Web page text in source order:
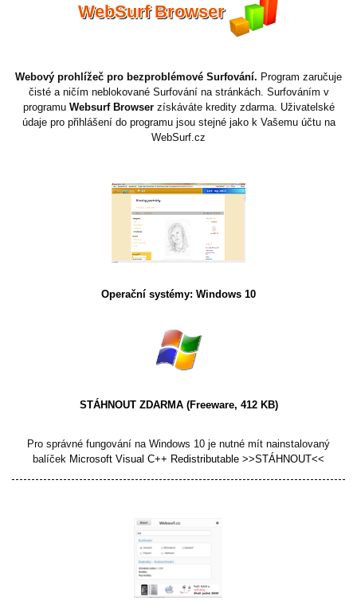
WebSurf Browser
Webový prohlížeč pro bezproblémové Surfování. Program zaručuje
čisté a ničím neblokované Surfování na stránkách. Surfováním v
programu Websurf Browserzískáváte kredity zdarma. Uživatelské
údaje pro přihlášení do programu jsou stejné jako k Vašemu účtu na
WebSurf.cz
Operační systémy: Windows 10
STÁHNOUT ZDARMA (Freeware, 412 KB)
Pro správné fungování na Windows 10 je nutné mít nainstalovaný
balíček Microsoft Visual C++ Redistributable >>STÁHNOUT<<